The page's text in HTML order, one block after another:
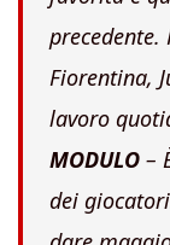
precedente.
Fiorentina,
lavoro
MODULO –
dei